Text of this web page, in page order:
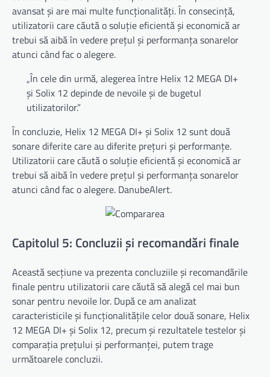
avansat și are mai multe funcționalități. În consecință,
utilizatorii care căută o soluție eficientă și economică ar
trebui să aibă în vedere prețul și performanța sonarelor
atunci când fac o alegere.
„În cele din urmă, alegerea între Helix 12 MEGA DI+
și Solix 12 depinde de nevoile și de bugetul
utilizatorilor.”
În concluzie, Helix 12 MEGA DI+ și Solix 12 sunt două
sonare diferite care au diferite prețuri și performanțe.
Utilizatorii care căută o soluție eficientă și economică ar
trebui să aibă în vedere prețul și performanța sonarelor
atunci când fac o alegere. DanubeAlert.
Capitolul 5: Concluzii și recomandări finale
Această secțiune va prezenta concluziile și recomandările
finale pentru utilizatorii care căută să alegă cel mai bun
sonar pentru nevoile lor. După ce am analizat
caracteristicile și funcționalitățile celor două sonare, Helix
12 MEGA DI+ și Solix 12, precum și rezultatele testelor și
comparația prețului și performanței, putem trage
următoarele concluzii.